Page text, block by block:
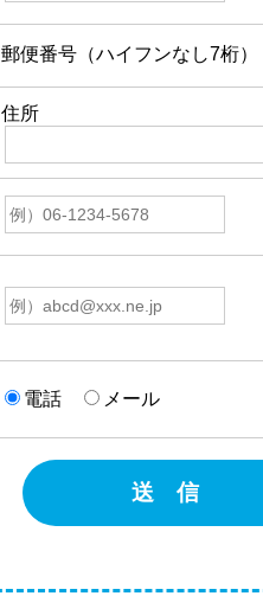
郵便番号（ハイフンなし7桁）
住所
電話 メール
送 信